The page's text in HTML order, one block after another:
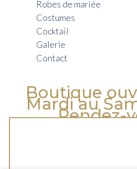
Robes de mariée
Costumes
Cocktail
Galerie
Contact
Boutique
Mardi au
Rendez-